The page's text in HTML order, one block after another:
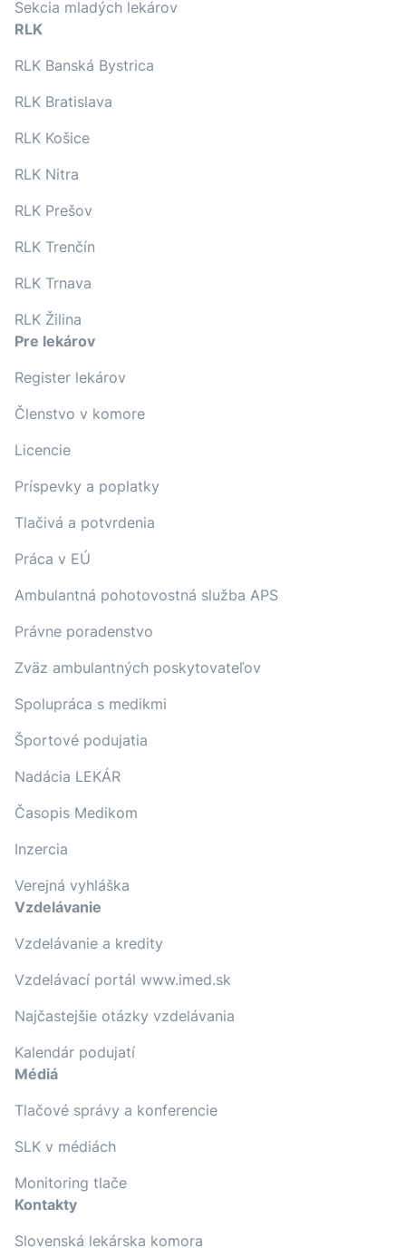
Sekcia mladých lekárov
RLK
RLK Banská Bystrica
RLK Bratislava
RLK Košice
RLK Nitra
RLK Prešov
RLK Trenčín
RLK Trnava
RLK Žilina
Pre lekárov
Register lekárov
Členstvo v komore
Licencie
Príspevky a poplatky
Tlačivá a potvrdenia
Práca v EÚ
Ambulantná pohotovostná služba APS
Právne poradenstvo
Zväz ambulantných poskytovateľov
Spolupráca s medikmi
Športové podujatia
Nadácia LEKÁR
Časopis Medikom
Inzercia
Verejná vyhláška
Vzdelávanie
Vzdelávanie a kredity
Vzdelávací portál www.imed.sk
Najčastejšie otázky vzdelávania
Kalendár podujatí
Médiá
Tlačové správy a konferencie
SLK v médiách
Monitoring tlače
Kontakty
Slovenská lekárska komora